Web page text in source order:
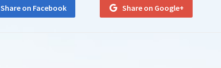
Share on Facebook Share on Google+